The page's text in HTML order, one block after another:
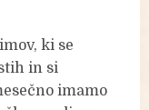
ki se
in si
imamo